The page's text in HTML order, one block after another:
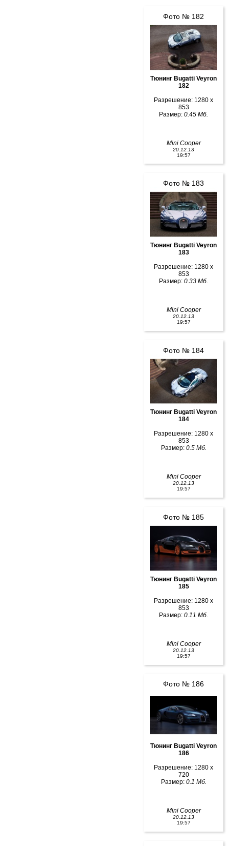
Фото № 182
Тюнинг Bugatti Veyron
182
Разрешение: 1280 x
853
Размер: 0.45 Мб.
Mini Cooper
20.12.13
19:57
Фото № 183
Тюнинг Bugatti Veyron
183
Разрешение: 1280 x
853
Размер: 0.33 Мб.
Mini Cooper
20.12.13
19:57
Фото № 184
Тюнинг Bugatti Veyron
184
Разрешение: 1280 x
853
Размер: 0.5 Мб.
Mini Cooper
20.12.13
19:57
Фото № 185
Тюнинг Bugatti Veyron
185
Разрешение: 1280 x
853
Размер: 0.11 Мб.
Mini Cooper
20.12.13
19:57
Фото № 186
Тюнинг Bugatti Veyron
186
Разрешение: 1280 x
720
Размер: 0.1 Мб.
Mini Cooper
20.12.13
19:57